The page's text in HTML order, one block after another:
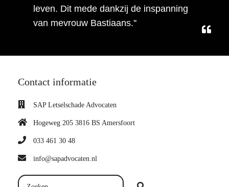
leven. Dit mede dankzij de inspanning
van mevrouw Bastiaans.''
Contact informatie
SAP Letselschade Advocaten
Hogeweg 205 3816 BS Amersfoort
033 461 30 48
info@sapadvocaten.nl